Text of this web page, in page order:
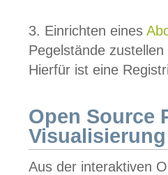
3. Einrichten eines
Pegelstände
Hierfür ist eine
Open Source
Visualisierung
Aus der interaktiven